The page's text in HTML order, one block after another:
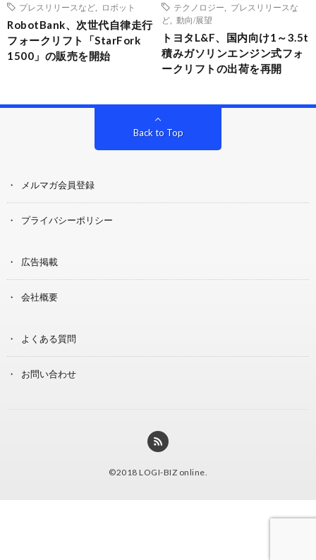
プレスリリースなど
ロボット
RobotBank、次世代自律走行
フォークリフト「StarFork
1500」の販売を開始
テクノロジー
プレスリリースな
ど
動向/展望
トヨタL&F、国内向け1～3.5t
積みガソリンエンジン式フォ
ークリフトの出荷を再開
Back to Top
メルマガ会員登録
プライバシーポリシー
広告掲載
会社概要
よくある質問
お問い合わせ
©2018 LOGI-BIZ online